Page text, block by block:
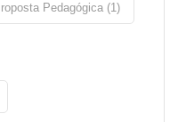
Pedagógica (1)